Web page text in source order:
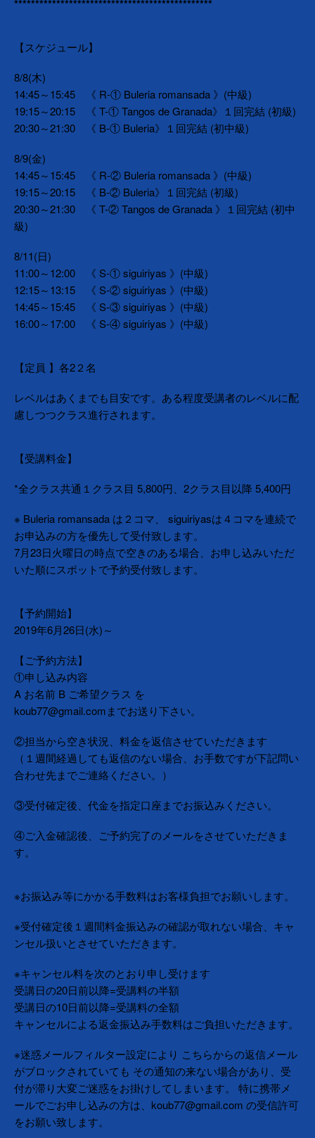
***********************************************
【スケジュール】
8/8(木)
14:45～15:45　《 R-① Buleria romansada 》(中級)
19:15～20:15　《 T-① Tangos de Granada》１回完結 (初級)
20:30～21:30　《 B-① Buleria》１回完結 (初中級)
8/9(金)
14:45～15:45　《 R-② Buleria romansada 》(中級)
19:15～20:15　《 B-② Buleria》１回完結 (初級)
20:30～21:30　《 T-② Tangos de Granada 》１回完結 (初中
級)
8/11(日)
11:00～12:00　《 S-① siguiriyas 》(中級)
12:15～13:15　《 S-② siguiriyas 》(中級)
14:45～15:45　《 S-③ siguiriyas 》(中級)
16:00～17:00　《 S-④ siguiriyas 》(中級)
【定員 】各2２名
レベルはあくまでも目安です。ある程度受講者のレベルに配
慮しつつクラス進行されます。
【受講料金】
*全クラス共通１クラス目 5,800円、2クラス目以降 5,400円
※ Buleria romansada は２コマ、 siguiriyasは４コマを連続で
お申込みの方を優先して受付致します。
7月23日火曜日の時点で空きのある場合、お申し込みいただ
いた順にスポットで予約受付致します。
【予約開始】
2019年6月26日(水)～
【ご予約方法】
①申し込み内容
A お名前 B ご希望クラス を
koub77@gmail.comまでお送り下さい。
②担当から空き状況、料金を返信させていただきます
（１週間経過しても返信のない場合、お手数ですが下記問い
合わせ先までご連絡ください。）
③受付確定後、代金を指定口座までお振込みください。
④ご入金確認後、ご予約完了のメールをさせていただきま
す。
※お振込み等にかかる手数料はお客様負担でお願いします。
※受付確定後１週間料金振込みの確認が取れない場合、キャ
ンセル扱いとさせていただきます。
※キャンセル料を次のとおり申し受けます
受講日の20日前以降=受講料の半額
受講日の10日前以降=受講料の全額
キャンセルによる返金振込み手数料はご負担いただきます。
※迷惑メールフィルター設定により こちらからの返信メール
がブロックされていても その通知の来ない場合があり、受
付が滞り大変ご迷惑をお掛けしてしまいます。 特に携帯メ
ールでごお申し込みの方は、koub77@gmail.com の受信許可
をお願い致します。